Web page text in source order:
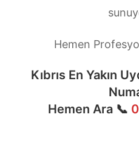
Hemen
Kıbrıs En Yakın
Hemen Ara 📞